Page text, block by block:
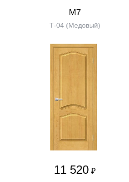
М7
Т-04 (Медовый)
11 520 ₽